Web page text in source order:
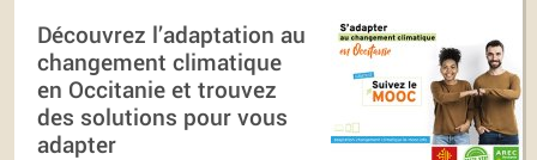
Découvrez l’adaptation au
changement climatique
en Occitanie et trouvez
des solutions pour vous
adapter